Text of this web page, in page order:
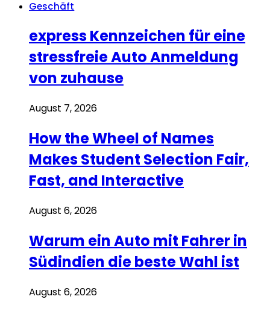
Geschäft
express Kennzeichen für eine
stressfreie Auto Anmeldung
von zuhause
August 7, 2026
How the Wheel of Names
Makes Student Selection Fair,
Fast, and Interactive
August 6, 2026
Warum ein Auto mit Fahrer in
Südindien die beste Wahl ist
August 6, 2026